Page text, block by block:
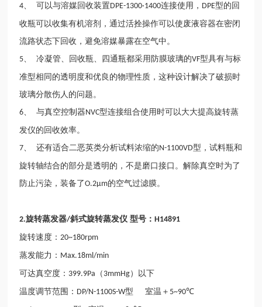
4 、 可以与溶媒回收装置DPE-1300·1400连接使用， DPE型的回
收瓶可以收集有机溶剂，通过活拴操作可以使废液容器在密闭
流路状态下回收，避免溶媒暴露在空气中。
5 、 冷凝管、回收瓶、四通瓶都采用防膜玻璃的VF型具有与标
准型相同的透明度和优良的物理性质，这种设计解决了破损时
玻璃分散伤人的问题。
6 、 与真空控制器 NVC型连接组合使用时可以大大提高旋转蒸
发仪的回收效率。
7 、 还有适合二恶英类分析试料浓缩的 N-1100VD型，试料瓶和
旋转轴结合的部分是透明的，不是磨口接口。解除真空时为了
防止污染，装备了O.2µm的空气过滤膜。
2.旋转蒸发器/斜式旋转蒸发仪 型号：H14891
旋转速度： 20~180rpm
蒸发能力： Max.18ml/min
可达真空度： 399.9Pa （ 3mmHg）以下
温度调节范围： DP/N-1100S-W型 室温＋ 5~90℃